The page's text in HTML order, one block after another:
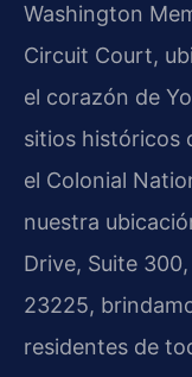
Washington
Circuit Court,
el corazón de
sitios históricos
el Colonial
nuestra
Drive, Suite
23225,
residentes de